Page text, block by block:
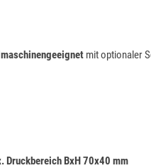
mit optionaler
Druckbereich BxH 70x40 mm